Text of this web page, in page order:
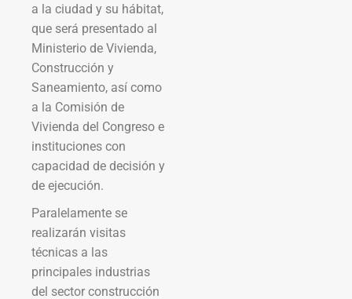
a la ciudad y su hábitat,
que será presentado al
Ministerio de Vivienda,
Construcción y
Saneamiento, así como
a la Comisión de
Vivienda del Congreso e
instituciones con
capacidad de decisión y
de ejecución.
Paralelamente se
realizarán visitas
técnicas a las
principales industrias
del sector construcción